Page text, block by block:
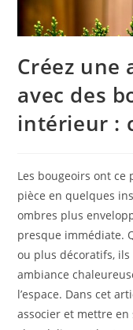
Créez une
avec des
intérieur :
Les bougeoirs ont
pièce en quelques
ombres plus
presque immédiate.
ou plus décoratifs,
ambiance
l’espace. Dans cet
associer et mettre